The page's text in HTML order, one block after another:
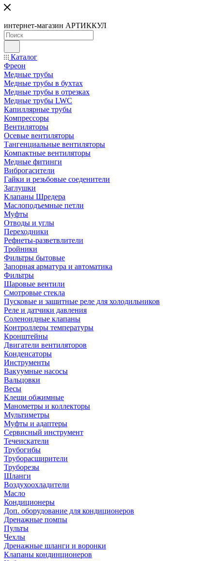
интернет-магазин АРТИККУЛ
Каталог
Фреон
Медные трубы
Медные трубы в бухтах
Медные трубы в отрезках
Медные трубы LWC
Капиллярные трубы
Компрессоры
Вентиляторы
Осевые вентиляторы
Тангенциальные вентиляторы
Компактные вентиляторы
Медные фитинги
Виброгасители
Гайки и резьбовые соеденители
Заглушки
Клапаны Шредера
Маслоподъемные петли
Муфты
Отводы и углы
Переходники
Рефнеты-разветвлители
Тройники
Фильтры бытовые
Запорная арматура и автоматика
Фильтры
Шаровые вентили
Смотровые стекла
Пусковые и защитные реле для холодильников
Реле и датчики давления
Соленоидные клапаны
Контроллеры температуры
Кронштейны
Двигатели вентиляторов
Конденсаторы
Инструменты
Вакуумные насосы
Вальцовки
Весы
Клещи обжимные
Манометры и коллекторы
Мультиметры
Муфты и адаптеры
Сервисный инструмент
Течеискатели
Трубогибы
Труборасширители
Труборезы
Шланги
Воздухоохладители
Масло
Кондиционеры
Доп. оборудование для кондиционеров
Дренажные помпы
Пульты
Чехлы
Дренажные шланги и воронки
Клапаны кондинционеров